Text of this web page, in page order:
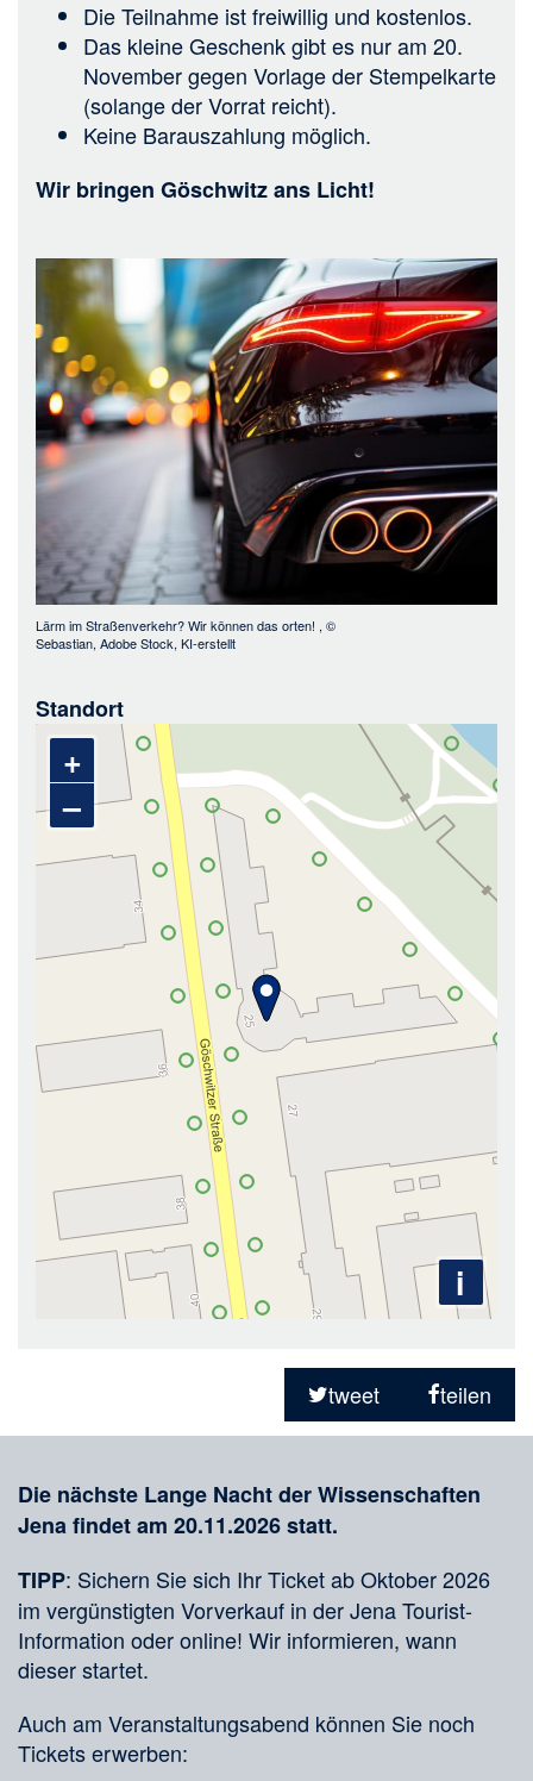
Die Teilnahme ist freiwillig und kostenlos.
Das kleine Geschenk gibt es nur am 20.
November gegen Vorlage der Stempelkarte
(solange der Vorrat reicht).
Keine Barauszahlung möglich.
Wir bringen Göschwitz ans Licht!
Bild
Lärm im Straßenverkehr? Wir können das orten! , ©
Sebastian, Adobe Stock, KI-erstellt
Standort
+
–
i
tweet
teilen
Die nächste Lange Nacht der Wissenschaften
Jena findet am 20.11.2026 statt.
TIPP: Sichern Sie sich Ihr Ticket ab Oktober 2026
im vergünstigten Vorverkauf in der Jena Tourist-
Information oder online! Wir informieren, wann
dieser startet.
Auch am Veranstaltungsabend können Sie noch
Tickets erwerben: